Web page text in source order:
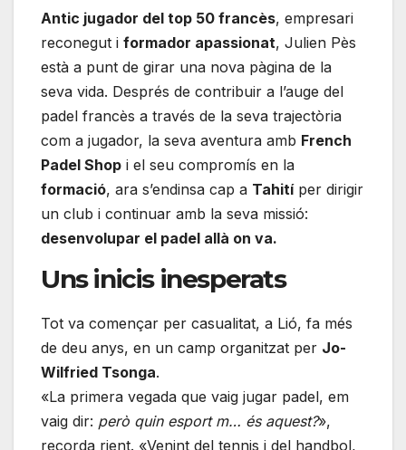
Antic jugador del top 50 francès, empresari
reconegut i formador apassionat, Julien Pès
està a punt de girar una nova pàgina de la
seva vida. Després de contribuir a l’auge del
padel francès a través de la seva trajectòria
com a jugador, la seva aventura amb French
Padel Shop i el seu compromís en la
formació, ara s’endinsa cap a Tahitíper dirigir
un club i continuar amb la seva missió:
desenvolupar el padel allà on va.
Uns inicis inesperats
Tot va començar per casualitat, a Lió, fa més
de deu anys, en un camp organitzat per Jo-
Wilfried Tsonga.
«La primera vegada que vaig jugar padel, em
vaig dir: però quin esport m… és aquest?»,
recorda rient. «Venint del tennis i del handbol,